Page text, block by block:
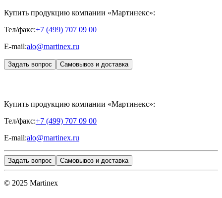
Купить продукцию компании «Мартинекс»:
Тел/факс:+7 (499) 707 09 00
E-mail:alo@martinex.ru
Задать вопрос Самовывоз и доставка
Купить продукцию компании «Мартинекс»:
Тел/факс:+7 (499) 707 09 00
E-mail:alo@martinex.ru
Задать вопрос Самовывоз и доставка
© 2025 Martinex